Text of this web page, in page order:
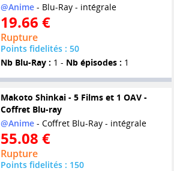
@Anime- Blu-Ray - intégrale
19.66 €
Rupture
Points fidelités : 50
Nb Blu-Ray : 1 - Nb épisodes : 1
Makoto Shinkai - 5 Films et 1 OAV -
Coffret Blu-ray
@Anime- Coffret Blu-Ray - intégrale
55.08 €
Rupture
Points fidelités : 150